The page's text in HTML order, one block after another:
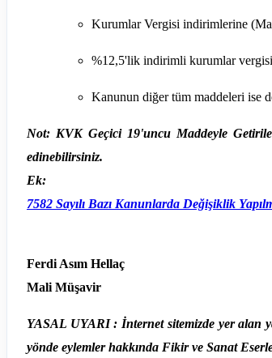
Kurumlar Vergisi indirimlerine
%12,5'lik indirimli kurumlar vergisi
Kanunun diğer tüm maddeleri ise
Not: KVK Geçici 19'uncu Maddeyle
edinebilirsiniz.
Ek:
7582 Sayılı Bazı Kanunlarda Değişiklik
Ferdi Asım Hellaç
Mali Müşavir
YASAL UYARI : İnternet sitemizde yer alan
yönde eylemler hakkında Fikir ve Sanat